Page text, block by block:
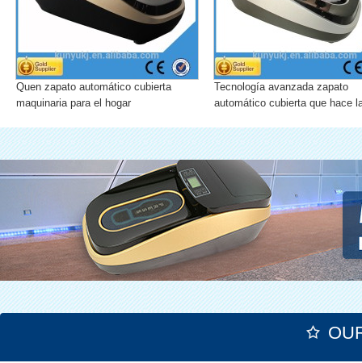
Quen zapato automático cubierta
maquinaria para el hogar
Tecnología avanzada zapato
automático cubierta que hace